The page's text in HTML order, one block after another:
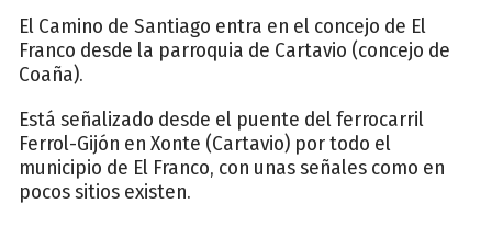
El Camino de Santiago entra en el concejo de El
Franco desde la parroquia de Cartavio (concejo de
Coaña).
Está señalizado desde el puente del ferrocarril
Ferrol-Gijón en Xonte (Cartavio) por todo el
municipio de El Franco, con unas señales como en
pocos sitios existen.